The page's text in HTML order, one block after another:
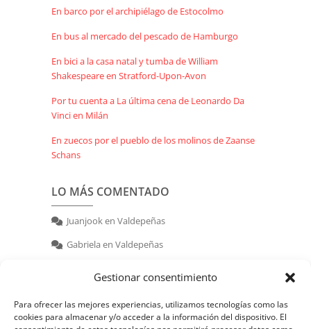
Gestionar consentimiento
Para ofrecer las mejores experiencias, utilizamos tecnologías como las
cookies para almacenar y/o acceder a la información del dispositivo. El
En barco por el archipiélago de Estocolmo
En bus al mercado del pescado de Hamburgo
En bici a la casa natal y tumba de William
Shakespeare en Stratford-Upon-Avon
Por tu cuenta a La última cena de Leonardo Da
Vinci en Milán
En zuecos por el pueblo de los molinos de Zaanse
Schans
LO MÁS COMENTADO
Juanjooken Valdepeñas
Gabriela en Valdepeñas